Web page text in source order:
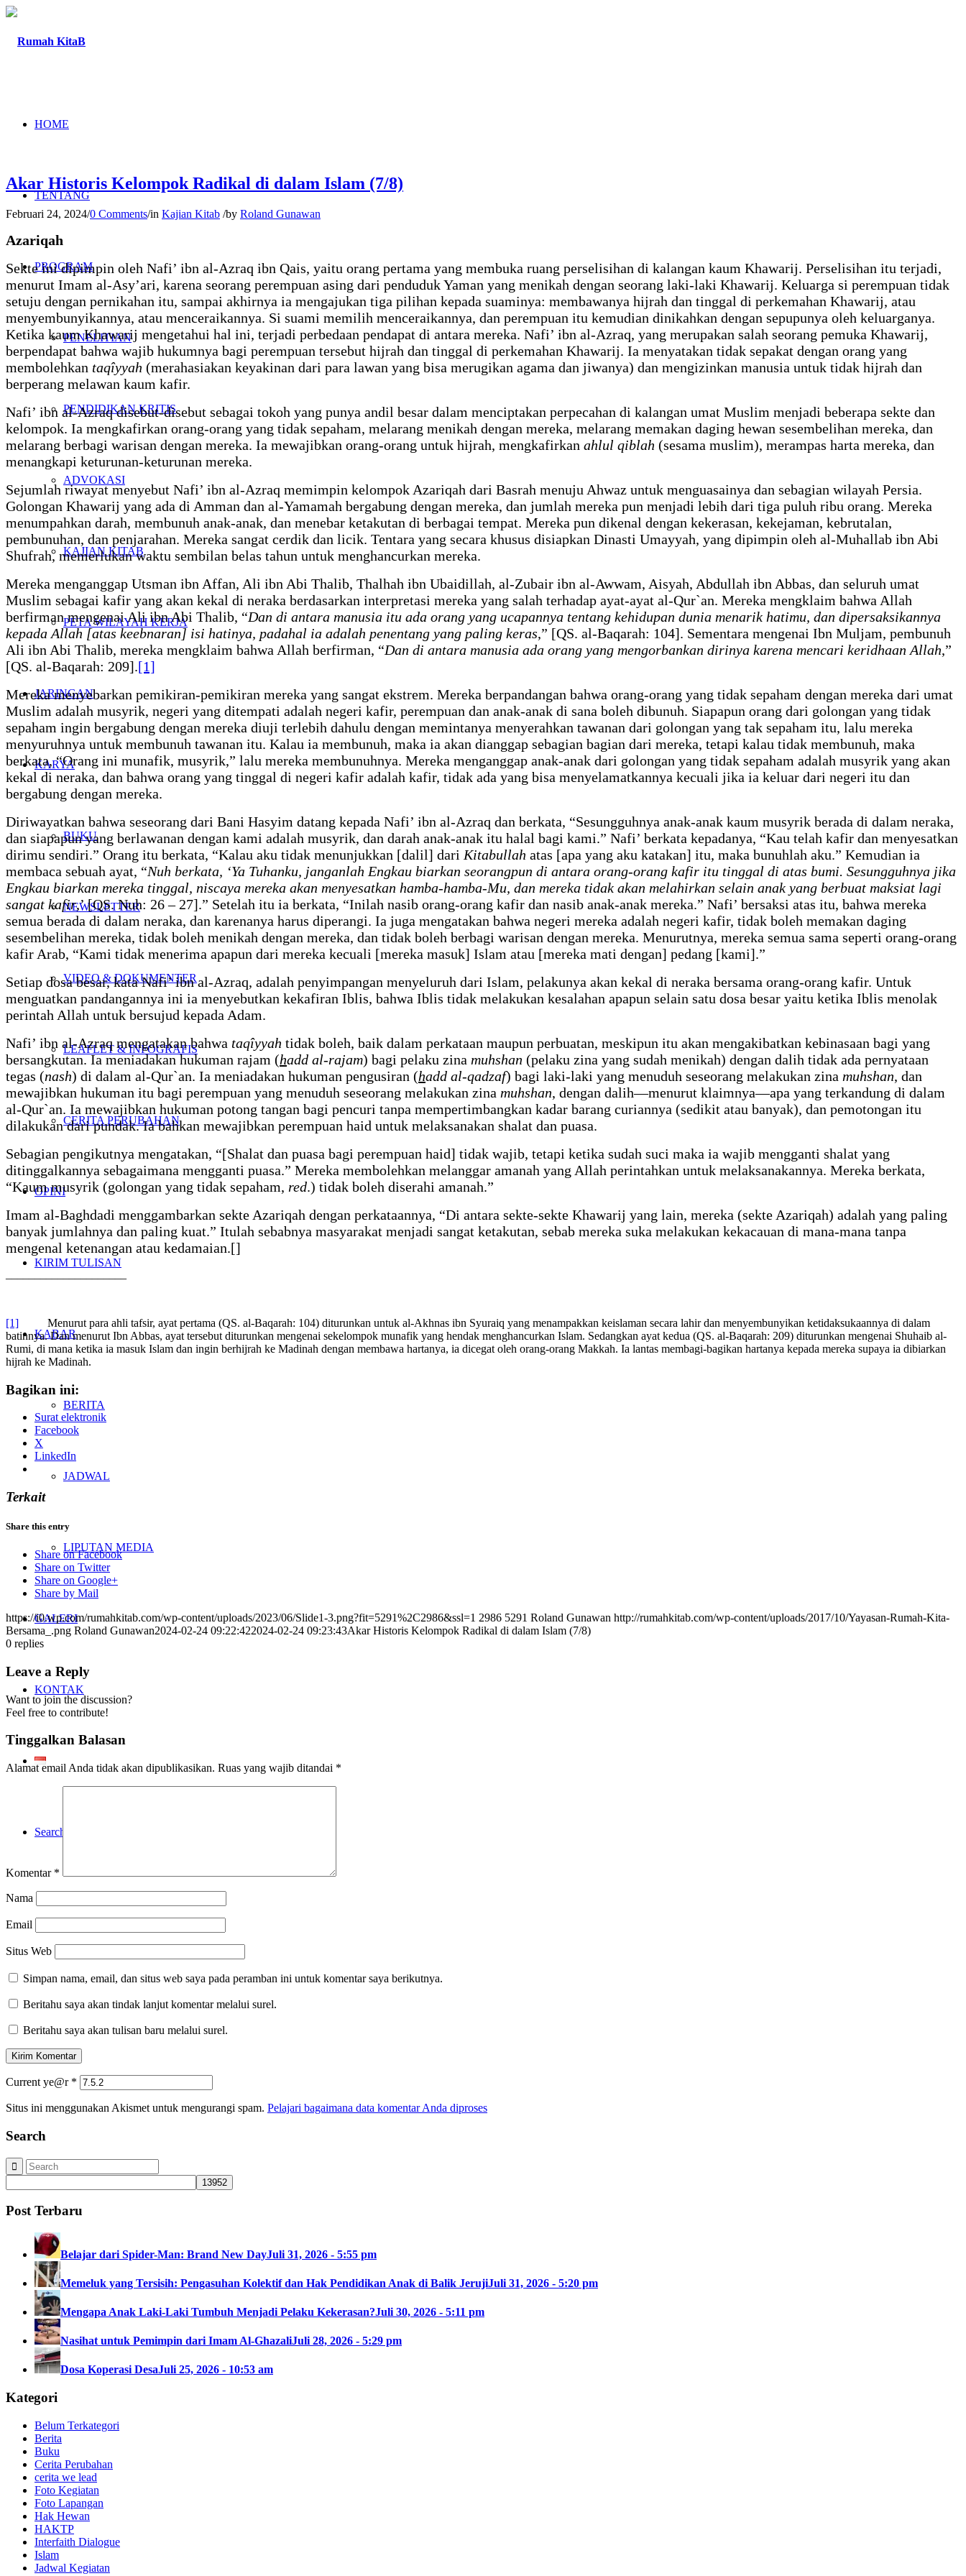
HOME
TENTANG
PROGRAM
PENELITIAN
PENDIDIKAN KRITIS
ADVOKASI
KAJIAN KITAB
PETA WILAYAH KERJA
JARINGAN
KARYA
BUKU
NEWSLETTER
VIDEO & DOKUMENTER
LEAFLET & INFOGRAFIS
CERITA PERUBAHAN
OPINI
KIRIM TULISAN
KABAR
BERITA
JADWAL
LIPUTAN MEDIA
GALERI
KONTAK
Search
Akar Historis Kelompok Radikal di dalam Islam (7/8)
Februari 24, 2024/0 Comments/in Kajian Kitab /by Roland Gunawan
Azariqah
Sekte ini dipimpin oleh Nafi’ ibn al-Azraq ibn Qais, yaitu orang pertama yang membuka ruang perselisihan di kalangan kaum Khawarij. Perselisihan itu terjadi,
menurut Imam al-Asy’ari, karena seorang perempuan asing dari penduduk Yaman yang menikah dengan seorang laki-laki Khawarij. Keluarga si perempuan tidak
setuju dengan pernikahan itu, sampai akhirnya ia mengajukan tiga pilihan kepada suaminya: membawanya hijrah dan tinggal di perkemahan Khawarij, atau
menyembunyikannya, atau menceraikannya. Si suami memilih menceraikannya, dan perempuan itu kemudian dinikahkan dengan sepupunya oleh keluarganya.
Ketika kaum Khawarij mengetahui hal ini, terjadi perbedaan pendapat di antara mereka. Nafi’ ibn al-Azraq, yang merupakan salah seorang pemuka Khawarij,
berpendapat bahwa wajib hukumnya bagi perempuan tersebut hijrah dan tinggal di perkemahan Khawarij. Ia menyatakan tidak sepakat dengan orang yang
membolehkan taqîyyah (merahasiakan keyakinan dari para lawan yang bisa merugikan agama dan jiwanya) dan mengizinkan manusia untuk tidak hijrah dan
berperang melawan kaum kafir.
Nafi’ ibn al-Azraq disebut-disebut sebagai tokoh yang punya andil besar dalam menciptakan perpecahan di kalangan umat Muslim menjadi beberapa sekte dan
kelompok. Ia mengkafirkan orang-orang yang tidak sepaham, melarang menikah dengan mereka, melarang memakan daging hewan sesembelihan mereka, dan
melarang berbagi warisan dengan mereka. Ia mewajibkan orang-orang untuk hijrah, mengkafirkan ahlul qiblah (sesama muslim), merampas harta mereka, dan
menangkapi keturunan-keturunan mereka.
Sejumlah riwayat menyebut Nafi’ ibn al-Azraq memimpin kelompok Azariqah dari Basrah menuju Ahwaz untuk menguasainya dan sebagian wilayah Persia.
Golongan Khawarij yang ada di Amman dan al-Yamamah bergabung dengan mereka, dan jumlah mereka pun menjadi lebih dari tiga puluh ribu orang. Mereka
menumpahkan darah, membunuh anak-anak, dan menebar ketakutan di berbagai tempat. Mereka pun dikenal dengan kekerasan, kekejaman, kebrutalan,
pembunuhan, dan penjarahan. Mereka sangat cerdik dan licik. Tentara yang secara khusus disiapkan Dinasti Umayyah, yang dipimpin oleh al-Muhallab ibn Abi
Shufrah, memerlukan waktu sembilan belas tahun untuk menghancurkan mereka.
Mereka menganggap Utsman ibn Affan, Ali ibn Abi Thalib, Thalhah ibn Ubaidillah, al-Zubair ibn al-Awwam, Aisyah, Abdullah ibn Abbas, dan seluruh umat
Muslim sebagai kafir yang akan kekal di neraka berdasarkan interpretasi mereka yang salah terhadap ayat-ayat al-Qur`an. Mereka mengklaim bahwa Allah
berfirman mengenai Ali ibn Abi Thalib, “Dan di antara manusia itu ada orang yang ucapannya tentang kehidupan dunia menarik hatimu, dan dipersaksikannya
kepada Allah [atas keebnaran] isi hatinya, padahal ia adalah penentang yang paling keras,” [QS. al-Baqarah: 104]. Sementara mengenai Ibn Muljam, pembunuh
Ali ibn Abi Thalib, mereka mengklaim bahwa Allah berfirman, “Dan di antara manusia ada orang yang mengorbankan dirinya karena mencari keridhaan Allah,”
[QS. al-Baqarah: 209].[1]
Mereka menyebarkan pemikiran-pemikiran mereka yang sangat ekstrem. Mereka berpandangan bahwa orang-orang yang tidak sepaham dengan mereka dari umat
Muslim adalah musyrik, negeri yang ditempati adalah negeri kafir, perempuan dan anak-anak di sana boleh dibunuh. Siapapun orang dari golongan yang tidak
sepaham ingin bergabung dengan mereka diuji terlebih dahulu dengan memintanya menyerahkan tawanan dari golongan yang tak sepaham itu, lalu mereka
menyuruhnya untuk membunuh tawanan itu. Kalau ia membunuh, maka ia akan dianggap sebagian bagian dari mereka, tetapi kalau tidak membunuh, maka
berkata, “Orang ini munafik, musyrik,” lalu mereka membunuhnya. Mereka menganggap anak-anak dari golongan yang tidak sepaham adalah musyrik yang akan
kekal di neraka, dan bahwa orang yang tinggal di negeri kafir adalah kafir, tidak ada yang bisa menyelamatkannya kecuali jika ia keluar dari negeri itu dan
bergabung dengan mereka.
Diriwayatkan bahwa seseorang dari Bani Hasyim datang kepada Nafi’ ibn al-Azraq dan berkata, “Sesungguhnya anak-anak kaum musyrik berada di dalam neraka,
dan siapapun yang berlawanan dengan kami adalah musyrik, dan darah anak-anak itu halal bagi kami.” Nafi’ berkata kepadanya, “Kau telah kafir dan menyesatkan
dirimu sendiri.” Orang itu berkata, “Kalau aku tidak menunjukkan [dalil] dari Kitabullah atas [apa yang aku katakan] itu, maka bunuhlah aku.” Kemudian ia
membaca sebuah ayat, “Nuh berkata, ‘Ya Tuhanku, janganlah Engkau biarkan seorangpun di antara orang-orang kafir itu tinggal di atas bumi. Sesungguhnya jika
Engkau biarkan mereka tinggal, niscaya mereka akan menyesatkan hamba-hamba-Mu, dan mereka tidak akan melahirkan selain anak yang berbuat maksiat lagi
sangat kafir,’ [QS. Nuh: 26 – 27].” Setelah itu ia berkata, “Inilah nasib orang-orang kafir dan nasib anak-anak mereka.” Nafi’ bersaksi atas itu, bahwa mereka
semua berada di dalam neraka, dan karenanya harus diperangi. Ia juga mengatakan bahwa negeri mereka adalah negeri kafir, tidak boleh memakan daging
sesembelihan mereka, tidak boleh menikah dengan mereka, dan tidak boleh berbagi warisan dengan mereka. Menurutnya, mereka semua sama seperti orang-orang
kafir Arab, “Kami tidak menerima apapun dari mereka kecuali [mereka masuk] Islam atau [mereka mati dengan] pedang [kami].”
Setiap dosa besar, kata Nafi’ ibn al-Azraq, adalah penyimpangan menyeluruh dari Islam, pelakunya akan kekal di neraka bersama orang-orang kafir. Untuk
menguatkan pandangannya ini ia menyebutkan kekafiran Iblis, bahwa Iblis tidak melakukan kesalahan apapun selain satu dosa besar yaitu ketika Iblis menolak
perintah Allah untuk bersujud kepada Adam.
Nafi’ ibn al-Azraq mengatakan bahwa taqîyyah tidak boleh, baik dalam perkataan maupun perbuatan, meskipun itu akan mengakibatkan kebinasaan bagi yang
bersangkutan. Ia meniadakan hukuman rajam (hadd al-rajam) bagi pelaku zina muhshan (pelaku zina yang sudah menikah) dengan dalih tidak ada pernyataan
tegas (nash) di dalam al-Qur`an. Ia meniadakan hukuman pengusiran (hadd al-qadzaf) bagi laki-laki yang menuduh seseorang melakukan zina muhshan, dan
mewajibkan hukuman itu bagi perempuan yang menuduh seseorang melakukan zina muhshan, dengan dalih—menurut klaimnya—apa yang terkandung di dalam
al-Qur`an. Ia mewajibkan hukuman potong tangan bagi pencuri tanpa mempertimbangkan kadar barang curiannya (sedikit atau banyak), dan pemotongan itu
dilakukan dari pundak. Ia bahkan mewajibkan perempuan haid untuk melaksanakan shalat dan puasa.
Sebagian pengikutnya mengatakan, “[Shalat dan puasa bagi perempuan haid] tidak wajib, tetapi ketika sudah suci maka ia wajib mengganti shalat yang
ditinggalkannya sebagaimana mengganti puasa.” Mereka membolehkan melanggar amanah yang Allah perintahkan untuk melaksanakannya. Mereka berkata,
“Kaum musyrik (golongan yang tidak sepaham, red.) tidak boleh diserahi amanah.”
Imam al-Baghdadi menggambarkan sekte Azariqah dengan perkataannya, “Di antara sekte-sekte Khawarij yang lain, mereka (sekte Azariqah) adalah yang paling
banyak jumlahnya dan paling kuat.” Itulah sebabnya masyarakat menjadi sangat ketakutan, sebab mereka suka melakukan kekacauan di mana-mana tanpa
mengenal ketenangan atau kedamaian.[]
[1] Menurut para ahli tafsir, ayat pertama (QS. al-Baqarah: 104) diturunkan untuk al-Akhnas ibn Syuraiq yang menampakkan keislaman secara lahir dan menyembunyikan ketidaksukaannya di dalam
batinnya. Dan menurut Ibn Abbas, ayat tersebut diturunkan mengenai sekelompok munafik yang hendak menghancurkan Islam. Sedangkan ayat kedua (QS. al-Baqarah: 209) diturunkan mengenai Shuhaib al-
Rumi, di mana ketika ia masuk Islam dan ingin berhijrah ke Madinah dengan membawa hartanya, ia dicegat oleh orang-orang Makkah. Ia lantas membagi-bagikan hartanya kepada mereka supaya ia dibiarkan
hijrah ke Madinah.
Bagikan ini:
Surat elektronik
Facebook
X
LinkedIn
Terkait
Share this entry
Share on Facebook
Share on Twitter
Share on Google+
Share by Mail
https://i0.wp.com/rumahkitab.com/wp-content/uploads/2023/06/Slide1-3.png?fit=5291%2C2986&ssl=1 2986 5291 Roland Gunawan http://rumahkitab.com/wp-content/uploads/2017/10/Yayasan-Rumah-Kita-
Bersama_.png Roland Gunawan2024-02-24 09:22:422024-02-24 09:23:43Akar Historis Kelompok Radikal di dalam Islam (7/8)
0 replies
Leave a Reply
Want to join the discussion?
Feel free to contribute!
Tinggalkan Balasan
Alamat email Anda tidak akan dipublikasikan. Ruas yang wajib ditandai *
Komentar *
Nama
Email
Situs Web
Simpan nama, email, dan situs web saya pada peramban ini untuk komentar saya berikutnya.
Beritahu saya akan tindak lanjut komentar melalui surel.
Beritahu saya akan tulisan baru melalui surel.
Current ye@r *
Situs ini menggunakan Akismet untuk mengurangi spam. Pelajari bagaimana data komentar Anda diproses
Search
Post Terbaru
Belajar dari Spider-Man: Brand New DayJuli 31, 2026 - 5:55 pm
Memeluk yang Tersisih: Pengasuhan Kolektif dan Hak Pendidikan Anak di Balik JerujiJuli 31, 2026 - 5:20 pm
Mengapa Anak Laki-Laki Tumbuh Menjadi Pelaku Kekerasan?Juli 30, 2026 - 5:11 pm
Nasihat untuk Pemimpin dari Imam Al-GhazaliJuli 28, 2026 - 5:29 pm
Dosa Koperasi DesaJuli 25, 2026 - 10:53 am
Kategori
Belum Terkategori
Berita
Buku
Cerita Perubahan
cerita we lead
Foto Kegiatan
Foto Lapangan
Hak Hewan
HAKTP
Interfaith Dialogue
Islam
Jadwal Kegiatan